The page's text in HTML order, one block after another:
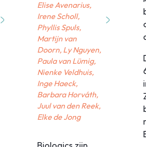
Elise Avenarius,
Irene Scholl,
Phyllis Spuls,
Martijn van
Doorn, Ly Nguyen,
Paula van Lümig,
Nienke Veldhuis,
Inge Haeck,
Barbara Horváth,
Juul van den Reek,
Elke de Jong